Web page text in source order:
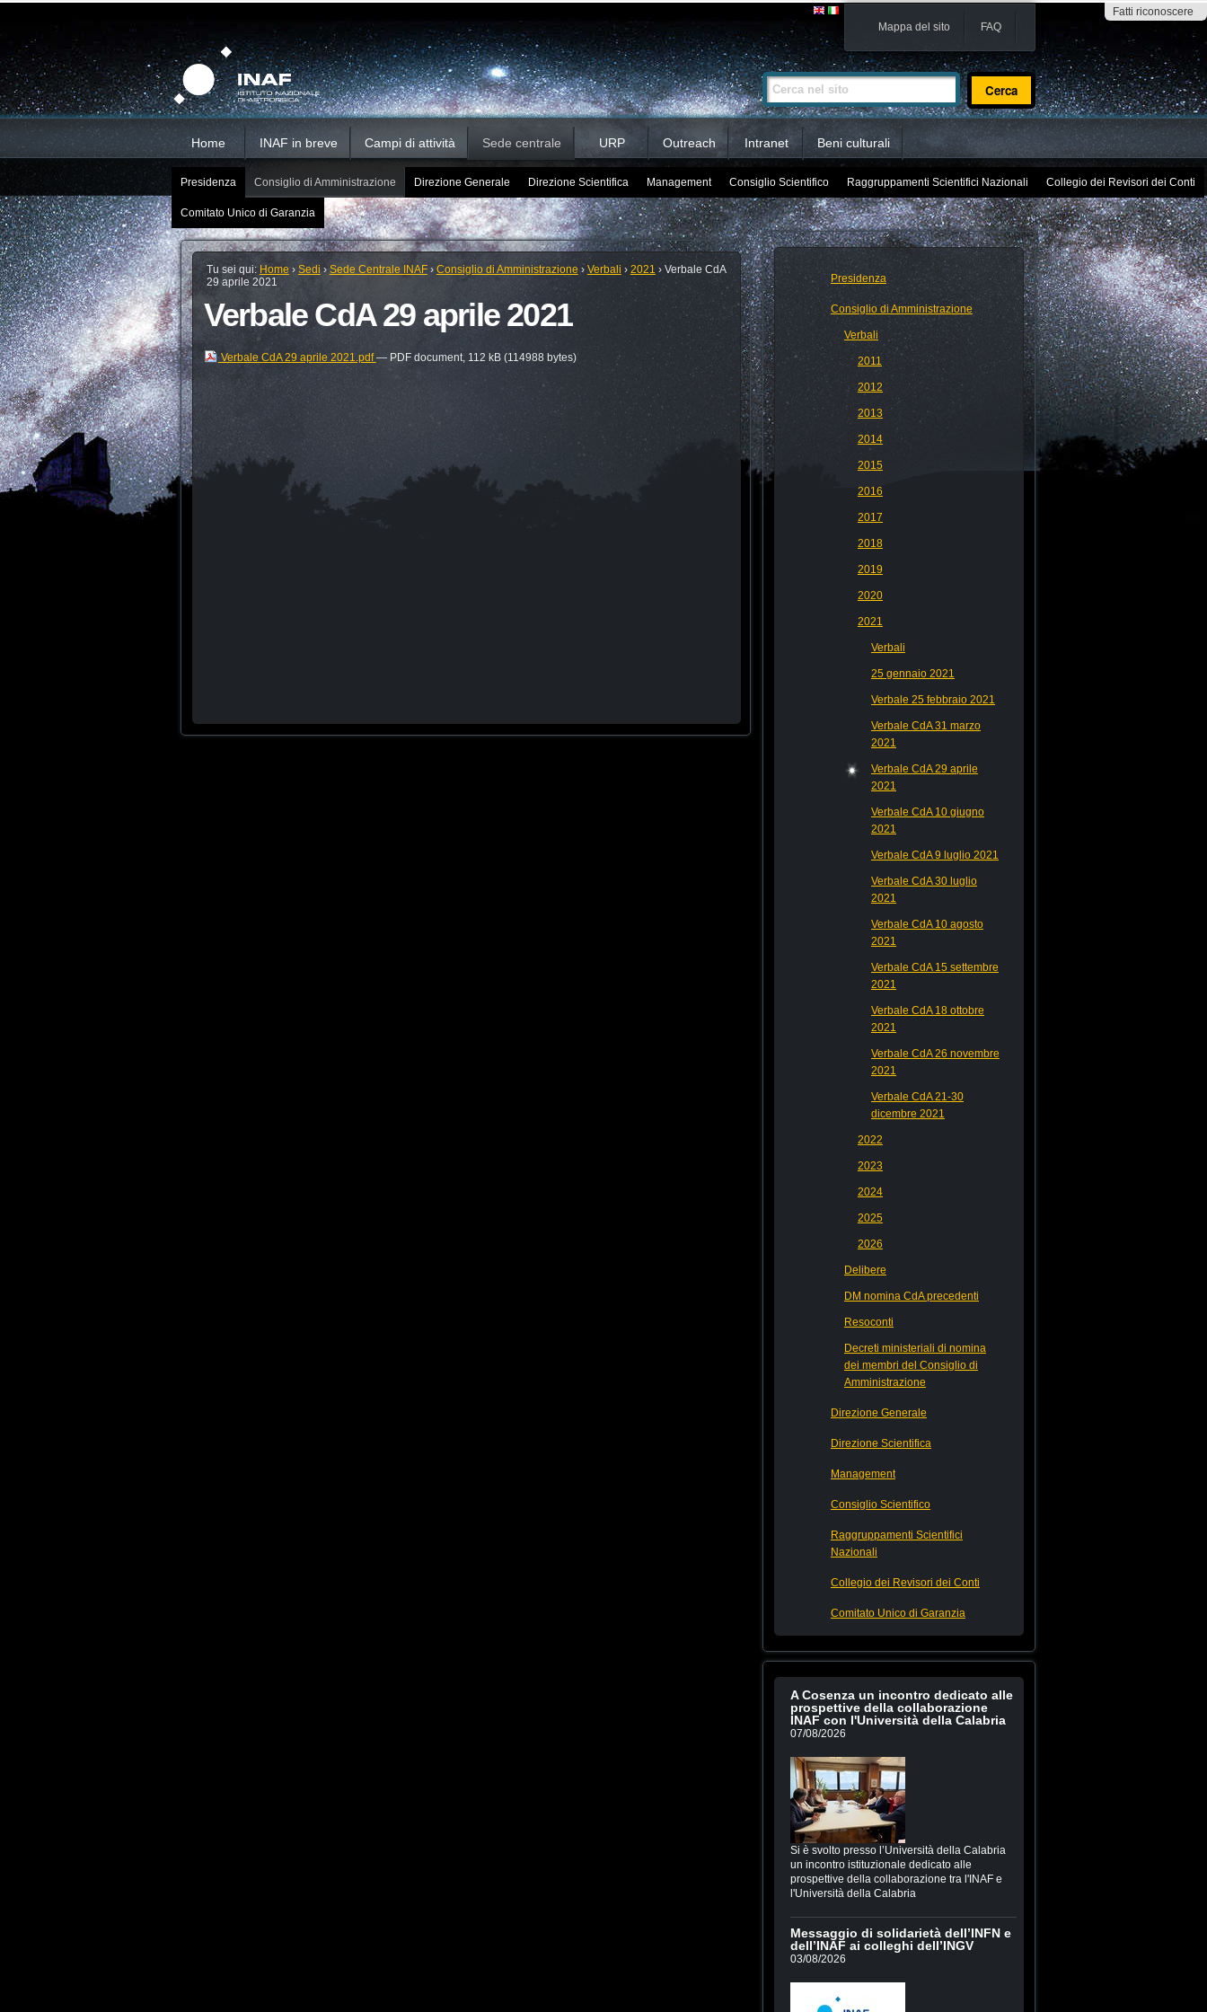
Fatti riconoscere
contenuti.
Salta
alla
navigazione
Mappa del sito FAQ
Cerca nel sito
Ricerca
avanzata…
Home INAF in breve Campi di attività Sede centrale URP Outreach Intranet Beni culturali
Presidenza Consiglio di Amministrazione Direzione Generale Direzione Scientifica Management Consiglio Scientifico Raggruppamenti Scientifici Nazionali Collegio dei Revisori dei Conti
Comitato Unico di Garanzia
Tu sei qui: Home › Sedi › Sede Centrale INAF › Consiglio di Amministrazione › Verbali › 2021 › Verbale CdA
29 aprile 2021
Verbale CdA 29 aprile 2021
Verbale CdA 29 aprile 2021.pdf— PDF document, 112 kB (114988 bytes)
Presidenza
Consiglio di Amministrazione
Verbali
2011
2012
2013
2014
2015
2016
2017
2018
2019
2020
2021
Verbali
25 gennaio 2021
Verbale 25 febbraio 2021
Verbale CdA 31 marzo
2021
Verbale CdA 29 aprile
2021
Verbale CdA 10 giugno
2021
Verbale CdA 9 luglio 2021
Verbale CdA 30 luglio
2021
Verbale CdA 10 agosto
2021
Verbale CdA 15 settembre
2021
Verbale CdA 18 ottobre
2021
Verbale CdA 26 novembre
2021
Verbale CdA 21-30
dicembre 2021
2022
2023
2024
2025
2026
Delibere
DM nomina CdA precedenti
Resoconti
Decreti ministeriali di nomina
dei membri del Consiglio di
Amministrazione
Direzione Generale
Direzione Scientifica
Management
Consiglio Scientifico
Raggruppamenti Scientifici
Nazionali
Collegio dei Revisori dei Conti
Comitato Unico di Garanzia
A Cosenza un incontro dedicato alle
prospettive della collaborazione
INAF con l'Università della Calabria
07/08/2026
Si è svolto presso l’Università della Calabria
un incontro istituzionale dedicato alle
prospettive della collaborazione tra l'INAF e
l'Università della Calabria
Messaggio di solidarietà dell’INFN e
dell’INAF ai colleghi dell’INGV
03/08/2026